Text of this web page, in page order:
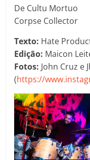
De Cultu Mortuo
Corpse Collector
Texto: Hate
Edição: Maicon
Fotos: John Cruz e
(https://